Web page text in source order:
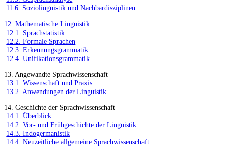
11.6. Soziolinguistik und Nachbardisziplinen
12. Mathematische Linguistik
12.1. Sprachstatistik
12.2. Formale Sprachen
12.3. Erkennungsgrammatik
12.4. Unifikationsgrammatik
13. Angewandte Sprachwissenschaft
13.1. Wissenschaft und Praxis
13.2. Anwendungen der Linguistik
14. Geschichte der Sprachwissenschaft
14.1. Überblick
14.2. Vor- und Frühgeschichte der Linguistik
14.3. Indogermanistik
14.4. Neuzeitliche allgemeine Sprachwissenschaft